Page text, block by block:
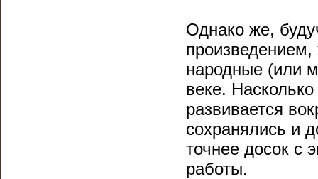
Однако же,
народные (или
веке.
развивается
сохранялись и
точнее досок с
работы.